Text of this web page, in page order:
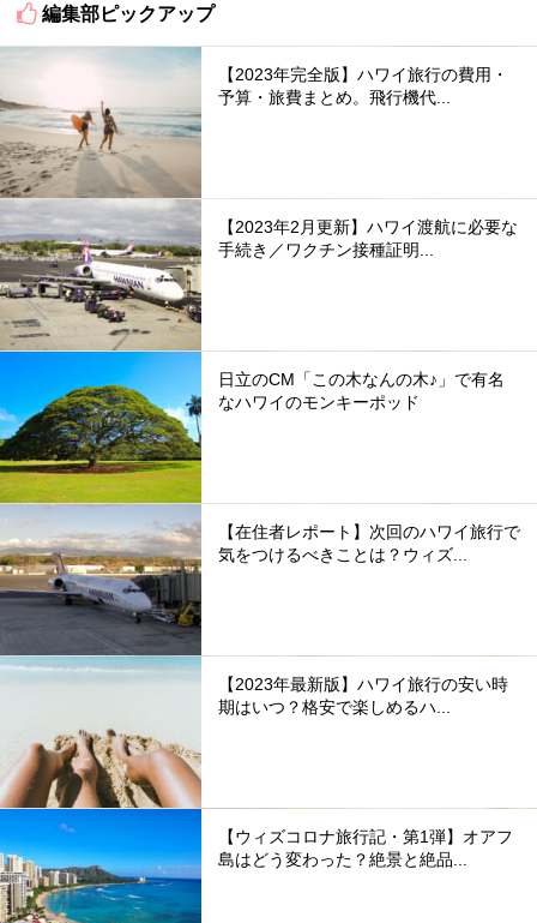
編集部ピックアップ
【2023年完全版】ハワイ旅行の費用・
予算・旅費まとめ。飛行機代...
【2023年2月更新】ハワイ渡航に必要な
手続き／ワクチン接種証明...
日立のCM「この木なんの木♪」で有名
なハワイのモンキーポッド
【在住者レポート】次回のハワイ旅行で
気をつけるべきことは？ウィズ...
【2023年最新版】ハワイ旅行の安い時
期はいつ？格安で楽しめるハ...
【ウィズコロナ旅行記・第1弾】オアフ
島はどう変わった？絶景と絶品...